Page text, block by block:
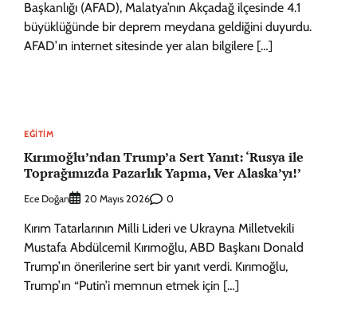
Başkanlığı (AFAD), Malatya’nın Akçadağ ilçesinde 4.1
büyüklüğünde bir deprem meydana geldiğini duyurdu.
AFAD’ın internet sitesinde yer alan bilgilere […]
EĞITIM
Kırımoğlu’ndan Trump’a Sert Yanıt: ‘Rusya ile
Toprağımızda Pazarlık Yapma, Ver Alaska’yı!’
Ece Doğan 20 Mayıs 2026 0
Kırım Tatarlarının Milli Lideri ve Ukrayna Milletvekili
Mustafa Abdülcemil Kırımoğlu, ABD Başkanı Donald
Trump’ın önerilerine sert bir yanıt verdi. Kırımoğlu,
Trump’ın “Putin’i memnun etmek için […]